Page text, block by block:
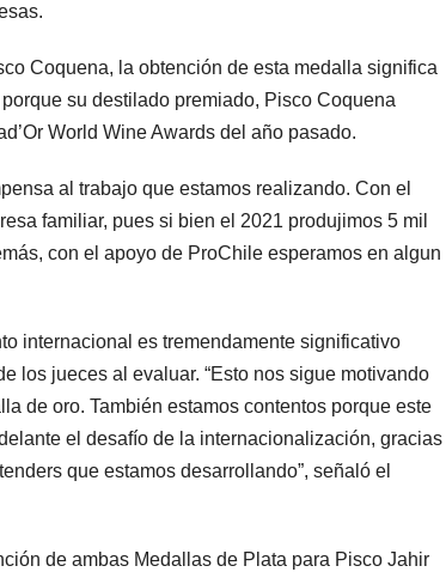
Coquena, la obtención de esta medalla significa
su destilado premiado, Pisco Coquena
World Wine Awards del año pasado.
al trabajo que estamos realizando. Con el
familiar, pues si bien el 2021 produjimos 5 mil
con el apoyo de ProChile esperamos en algun
internacional es tremendamente significativo
los jueces al evaluar. “Esto nos sigue motivando
de oro. También estamos contentos porque este
el desafío de la internacionalización, gracias
que estamos desarrollando”, señaló el
de ambas Medallas de Plata para Pisco Jahir